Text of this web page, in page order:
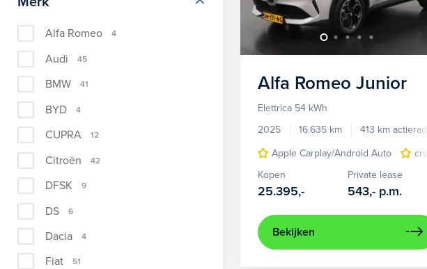
Alfa Romeo 4
Audi 45
BMW 41
BYD 4
CUPRA 12
Citroën 42
DFSK 9
DS 6
Dacia 4
Fiat 51
Alfa Romeo Junior
Elettrica 54 kWh
2025
16.635 km 413 km
Apple Carplay/Android Auto
Kopen
25.395,-
Private lease
543,- p.m.
Bekijken